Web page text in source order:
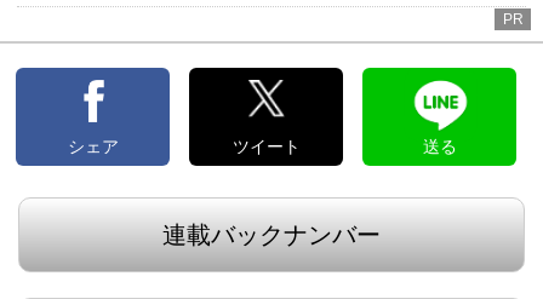
PR
シェア ツイート 送る
連載バックナンバー